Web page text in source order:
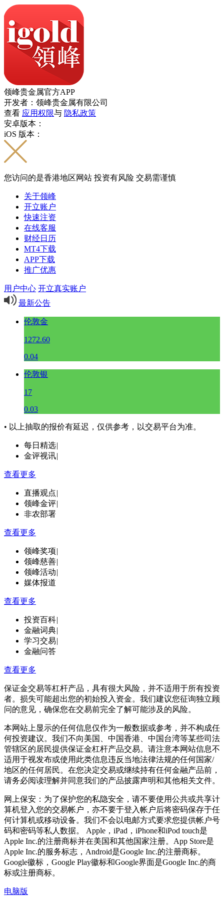
领峰贵金属官方APP
开发者：领峰贵金属有限公司
查看 应用权限与 隐私政策
安卓版本：
iOS 版本：
您访问的是香港地区网站 投资有风险 交易需谨慎
关于领峰
开立账户
快速注资
在线客服
财经日历
MT4下载
APP下载
推广优惠
用户中心 开立真实账户
最新公告
伦敦金
1272.60
0.04
伦敦银
17
0.03
• 以上抽取的报价有延迟，仅供参考，以交易平台为准。
每日精选|
金评视讯|
查看更多
直播观点|
领峰金评|
非农部署
查看更多
领峰奖项|
领峰慈善|
领峰活动|
媒体报道
查看更多
投资百科|
金融词典|
学习交易|
金融问答
查看更多
保证金交易等杠杆产品，具有很大风险，并不适用于所有投资
者。损失可能超出您的初始投入资金。我们建议您征询独立顾
问的意见，确保您在交易前完全了解可能涉及的风险。
本网站上显示的任何信息仅作为一般数据或参考，并不构成任
何投资建议。我们不向美国、中国香港、中国台湾等某些司法
管辖区的居民提供保证金杠杆产品交易。请注意本网站信息不
适用于视发布或使用此类信息违反当地法律法规的任何国家/
地区的任何居民。在您决定交易或继续持有任何金融产品前，
请务必阅读理解并同意我们的产品披露声明和其他相关文件。
网上保安：为了保护您的私隐安全，请不要使用公共或共享计
算机登入您的交易帐户，亦不要于登入帐户后将密码保存于任
何计算机或移动设备。我们不会以电邮方式要求您提供帐户号
码和密码等私人数据。 Apple，iPad，iPhone和iPod touch是
Apple Inc.的注册商标并在美国和其他国家注册。App Store是
Apple Inc.的服务标志，Android是Google Inc.的注册商标。
Google徽标，Google Play徽标和Google界面是Google Inc.的商
标或注册商标。
电脑版